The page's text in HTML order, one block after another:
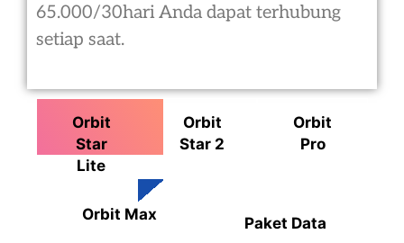
65.000/30hari Anda dapat terhubung
setiap saat.
Orbit
Star
Lite
Orbit
Star 2
Orbit
Pro
Orbit Max Paket Data